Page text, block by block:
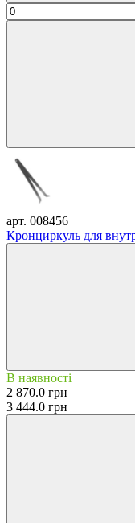
арт. 008456
Кронциркуль для
В наявності
2 870.0 грн
3 444.0 грн